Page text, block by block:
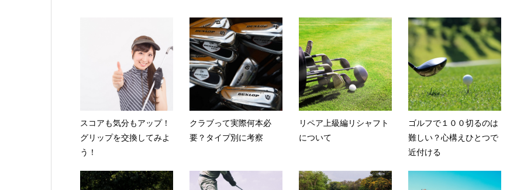
スコアも気分もアップ！
グリップを交換してみよ
う！
クラブって実際何本必
要？タイプ別に考察
リペア上級編リシャフト
について
ゴルフで１００切るのは
難しい？心構えひとつで
近付ける